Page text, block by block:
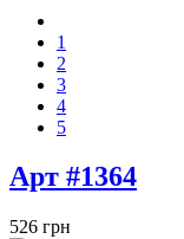
1
2
3
4
5
Арт #1364
526 грн